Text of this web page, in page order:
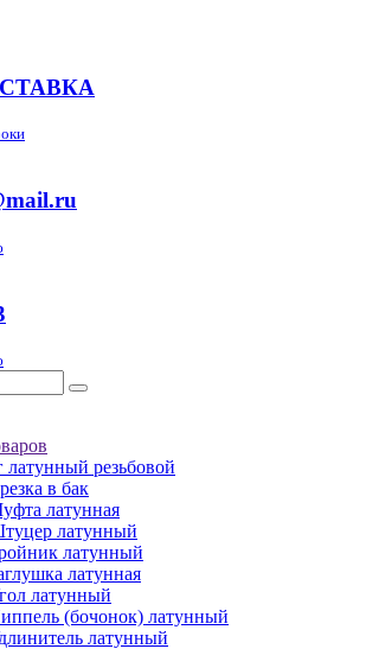
резьбовой
в бак
латунная
латунный
латунный
латунная
латунный
(бочонок) латунный
латунный